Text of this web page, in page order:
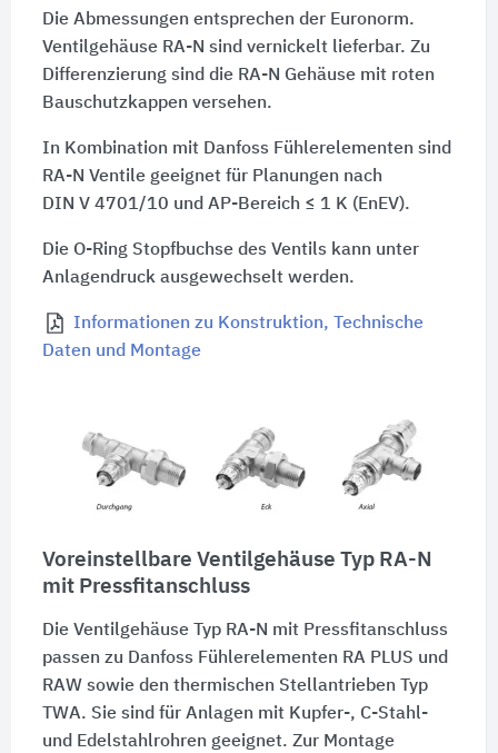
Die Abmessungen entsprechen der Euronorm.
Ventilgehäuse RA-N sind vernickelt lieferbar. Zu
Differenzierung sind die RA-N Gehäuse mit roten
Bauschutzkappen versehen.
In Kombination mit Danfoss Fühlerelementen sind
RA-N Ventile geeignet für Planungen nach
DIN V 4701/10 und AP-Bereich ≤ 1 K (EnEV).
Die O-Ring Stopfbuchse des Ventils kann unter
Anlagendruck ausgewechselt werden.
Informationen zu Konstruktion, Technische
Daten und Montage
Voreinstellbare Ventilgehäuse Typ RA-N
mit Pressfitanschluss
Die Ventilgehäuse Typ RA-N mit Pressfitanschluss
passen zu Danfoss Fühlerelementen RA PLUS und
RAW sowie den thermischen Stellantrieben Typ
TWA. Sie sind für Anlagen mit Kupfer-, C-Stahl-
und Edelstahlrohren geeignet. Zur Montage